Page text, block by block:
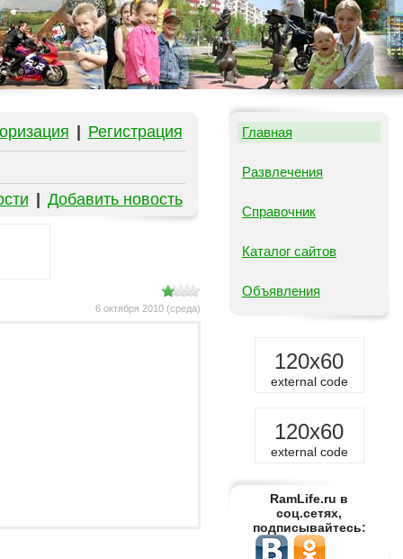
Регистрация
Добавить новость
6 октября 2010 (среда)
Главная
Развлечения
Справочник
Каталог сайтов
Объявления
120x60
external code
120x60
external code
RamLife.ru в
соц.сетях,
подписывайтесь: